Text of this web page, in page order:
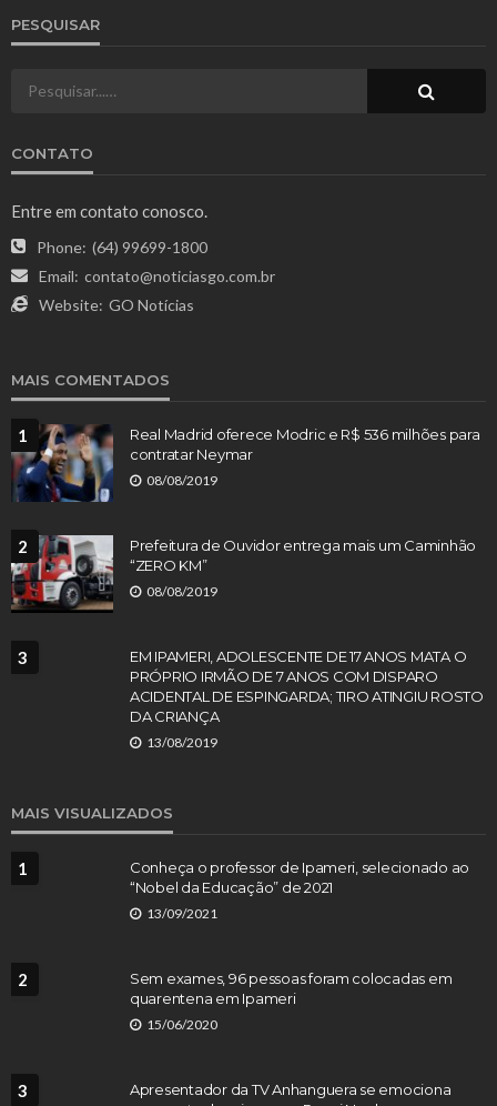
PESQUISAR
CONTATO
Entre em contato conosco.
Phone: (64) 99699-1800
Email: contato@noticiasgo.com.br
Website: GO Notícias
MAIS COMENTADOS
1
Real Madrid oferece Modric e R$ 536 milhões para
contratar Neymar
08/08/2019
2
Prefeitura de Ouvidor entrega mais um Caminhão
“ZERO KM”
08/08/2019
3
EM IPAMERI, ADOLESCENTE DE 17 ANOS MATA O
PRÓPRIO IRMÃO DE 7 ANOS COM DISPARO
ACIDENTAL DE ESPINGARDA; TIRO ATINGIU ROSTO
DA CRIANÇA
13/08/2019
MAIS VISUALIZADOS
1
Conheça o professor de Ipameri, selecionado ao
“Nobel da Educação” de 2021
13/09/2021
2
Sem exames, 96 pessoas foram colocadas em
quarentena em Ipameri
15/06/2020
3
Apresentador da TV Anhanguera se emociona